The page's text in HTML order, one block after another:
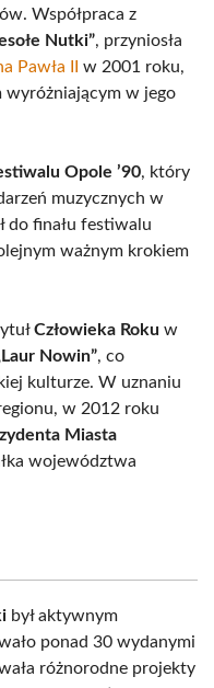
Współpraca z
Nutki”, przyniosła
Pawła II
w 2001 roku,
wyróżniającym w jego
Opole ’90, który
muzycznych w
do finału festiwalu
ważnym krokiem
Człowieka Roku w
Nowin”, co
kulturze. W uznaniu
w 2012 roku
Miasta
województwa
był aktywnym
ponad 30 wydanymi
różnorodne projekty